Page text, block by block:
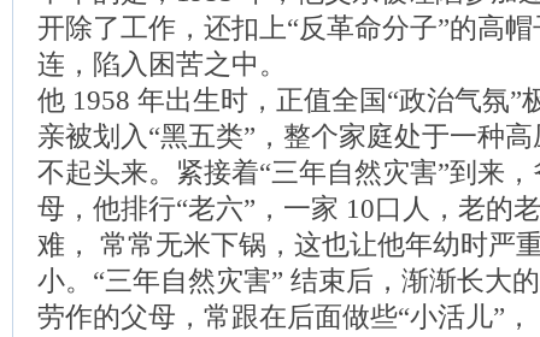
开除了工作，还扣上“反革命分子”的高
连，陷入困苦之中。
他 1958 年出生时，正值全国“政治气氛”
亲被划入“黑五类”，整个家庭处于一种
不起头来。紧接着“三年自然灾害”到来
母，他排行“老六”，一家 10口人，老的
难， 常常无米下锅，这也让他年幼时严
小。“三年自然灾害” 结束后，渐渐长大
劳作的父母，常跟在后面做些“小活儿”